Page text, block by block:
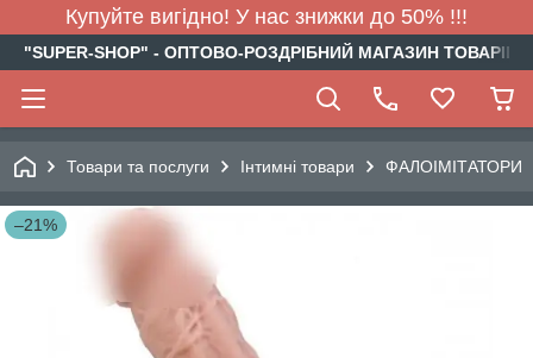
Купуйте вигідно! У нас знижки до 50% !!!
"SUPER-SHOP" - ОПТОВО-РОЗДРІБНИЙ МАГАЗИН
Товари та послуги Інтимні товари ФАЛОІМІТАТОРИ
–21%